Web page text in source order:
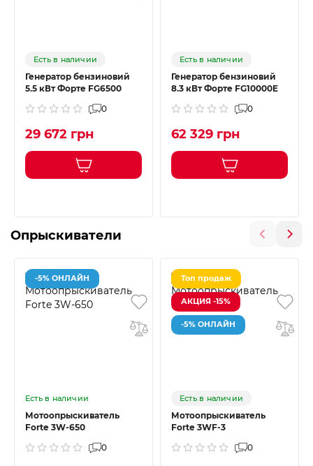
Есть в наличии
Генератор бензиновий
5.5 кВт Форте FG6500
0
29 672 грн
Есть в наличии
Генератор бензиновий
8.3 кВт Форте FG10000E
0
62 329 грн
Опрыскиватели
-5% ОНЛАЙН
Есть в наличии
Мотоопрыскиватель
Forte 3W-650
0
Топ продаж
АКЦИЯ -15%
-5% ОНЛАЙН
Есть в наличии
Мотоопрыскиватель
Forte 3WF-3
0